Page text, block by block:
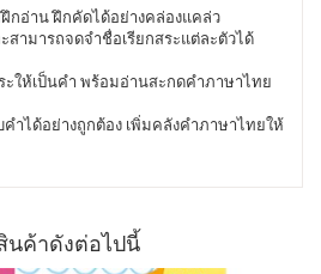
กอ่าน ฝึกคัดได้อย่างคล่องแคล่ว
สามารถจดจำชื่อเรียกสระแต่ละตัวได้
ให้เป็นคำ พร้อมอ่านสะกดคำภาษาไทย
ำได้อย่างถูกต้อง เพิ่มคลังคำภาษาไทยให้
ค้าดังต่อไปนี้